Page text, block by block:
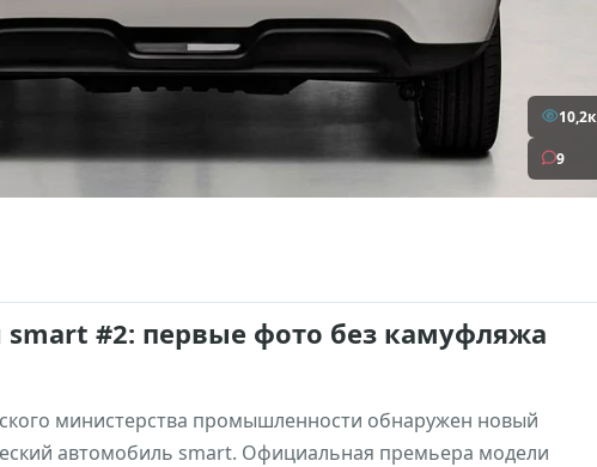
10,2к
9
smart #2: первые фото без камуфляжа
министерства промышленности обнаружен новый
автомобиль smart. Официальная премьера модели